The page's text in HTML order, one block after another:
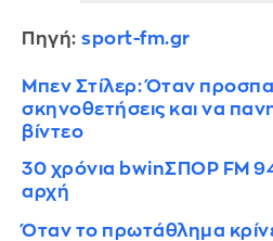
Πηγή: sport-fm.gr
Μπεν Στίλερ: Όταν
σκηνοθετήσεις και να
βίντεο
30 χρόνια bwinΣΠΟΡ FM
αρχή
Όταν το πρωτάθλημα